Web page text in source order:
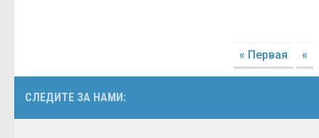
« Первая «
СЛЕДИТЕ ЗА НАМИ: